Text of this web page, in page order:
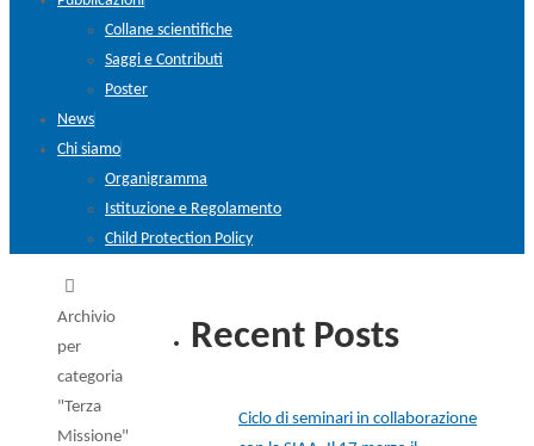
Collane scientifiche
Saggi e Contributi
Poster
News
Chi siamo
Organigramma
Istituzione e Regolamento
Child Protection Policy
Home
Archivio
per
categoria
"Terza
Missione"
Recent Posts
Ciclo di seminari in collaborazione